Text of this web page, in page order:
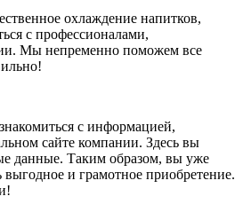
охлаждение напитков,
с профессионалами,
Мы непременно поможем все
с информацией,
сайте компании. Здесь вы
данные. Таким образом, вы уже
выгодное и грамотное приобретение.